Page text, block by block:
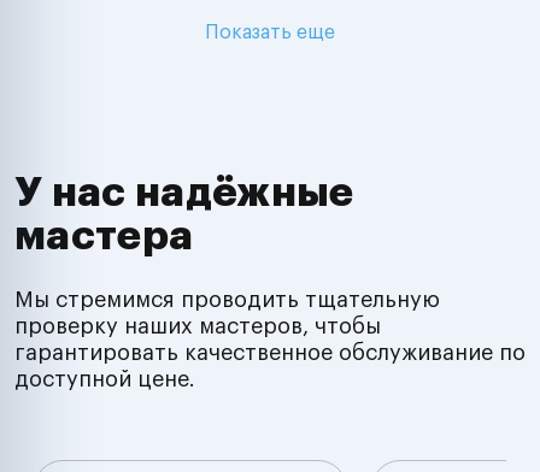
Показать еще
У нас надёжные
мастера
Мы стремимся проводить тщательную
проверку наших мастеров, чтобы
гарантировать качественное обслуживание по
доступной цене.